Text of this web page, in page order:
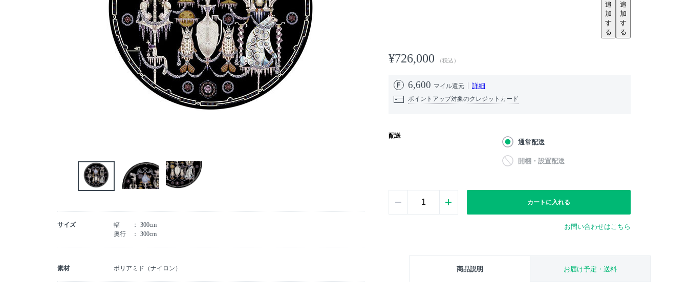
追
加
す
る
追
加
す
る
¥726,000 （税込）
6,600 マイル還元 詳細
ポイントアップ対象のクレジットカード
配送
通常配送
開梱・設置配送
カートに入れる
お問い合わせはこちら
商品説明 お届け予定・送料
サイズ 幅
300cm
奥行
300cm
素材 ポリアミド（ナイロン）